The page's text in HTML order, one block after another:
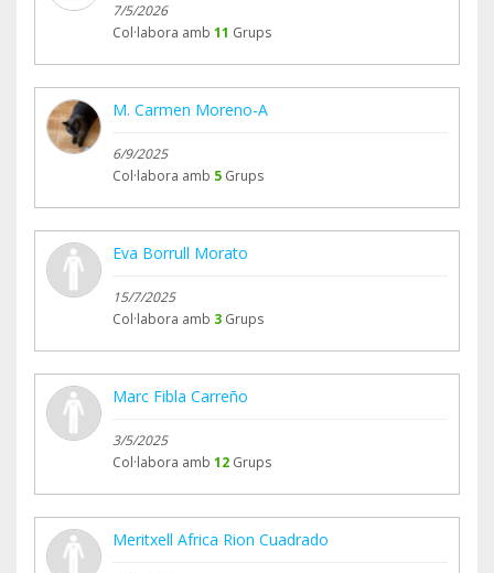
7/5/2026
Col·labora amb 11 Grups
M. Carmen Moreno-A
6/9/2025
Col·labora amb 5 Grups
Eva Borrull Morato
15/7/2025
Col·labora amb 3 Grups
Marc Fibla Carreño
3/5/2025
Col·labora amb 12 Grups
Meritxell Africa Rion Cuadrado